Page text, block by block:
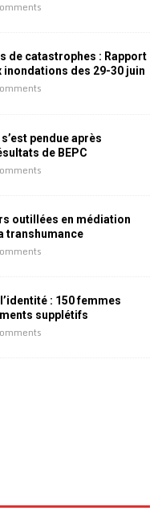
de catastrophes : Rapport
inondations des 29-30 juin
pendue après
de BEPC
outillées en médiation
transhumance
: 150 femmes
supplétifs